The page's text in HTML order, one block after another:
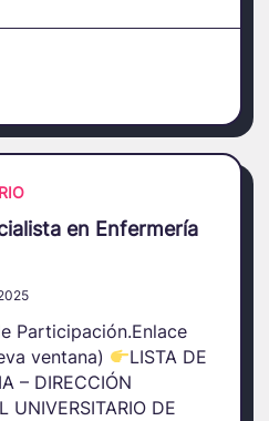
en Enfermería
Participación.Enlace
ventana)
LISTA DE
– DIRECCIÓN
UNIVERSITARIO DE